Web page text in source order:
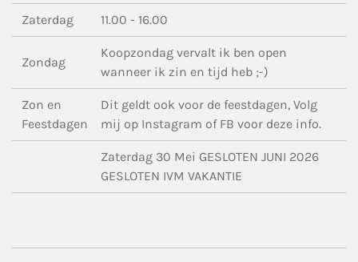
Zaterdag 11.00 - 16.00
Zondag
Koopzondag vervalt ik ben open
wanneer ik zin en tijd heb ;-)
Zon en
Feestdagen
Dit geldt ook voor de feestdagen, Volg
mij op Instagram of FB voor deze info.
Zaterdag 30 Mei GESLOTEN JUNI 2026
GESLOTEN IVM VAKANTIE